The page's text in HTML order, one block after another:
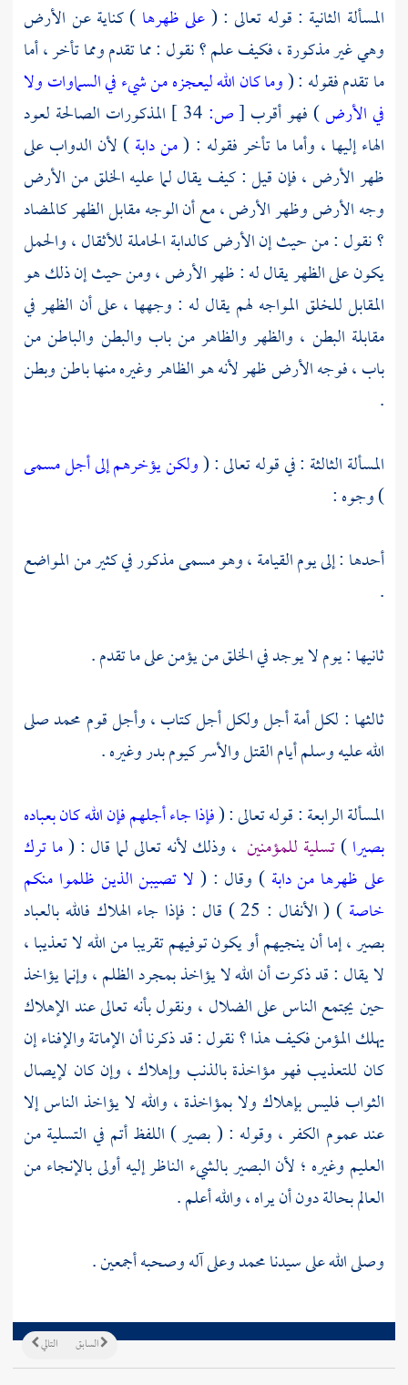
المسألة الثانية : قوله تعالى : (على ظهرها ) كناية عن الأرض
وهي غير مذكورة ، فكيف علم ؟ نقول : مما تقدم ومما تأخر ، أما
ما تقدم فقوله : (وما كان الله ليعجزه من شيء في السماوات ولا
في الأرض) فهو أقرب [ص:
المذكورات الصالحة لعود
الهاء إليها ، وأما ما تأخر فقوله : (من دابة) لأن الدواب على
ظهر الأرض ، فإن قيل : كيف يقال لما عليه الخلق من الأرض
وجه الأرض وظهر الأرض ، مع أن الوجه مقابل الظهر كالمضاد
؟ نقول : من حيث إن الأرض كالدابة الحاملة للأثقال ، والحمل
يكون على الظهر يقال له : ظهر الأرض ، ومن حيث إن ذلك هو
المقابل للخلق المواجه لهم يقال له : وجهها ، على أن الظهر في
مقابلة البطن ، والظهر والظاهر من باب والبطن والباطن من
باب ، فوجه الأرض ظهر لأنه هو الظاهر وغيره منها باطن وبطن
.
المسألة الثالثة : في قوله تعالى : (ولكن يؤخرهم إلى أجل مسمى
) وجوه :
أحدها : إلى يوم القيامة ، وهو مسمى مذكور في كثير من المواضع
.
ثانيها : يوم لا يوجد في الخلق من يؤمن على ما تقدم .
ثالثها : لكل أمة أجل ولكل أجل كتاب ، وأجل قوم محمدصلى
الله عليه وسلم أيام القتل والأسر كيومبدروغيره .
المسألة الرابعة : قوله تعالى : (فإذا جاء أجلهم فإن الله كان بعباده
بصيرا)تسلية للمؤمنين ، وذلك لأنه تعالى لما قال : (ما ترك
على ظهرها من دابة) وقال : ( لا تصيبن الذين ظلموا منكم
خاصة
) ( الأنفال : 25 ) قال : فإذا جاء الهلاك فالله بالعباد
بصير ، إما أن ينجيهم أو يكون توفيهم تقريبا من الله لا تعذيبا ،
لا يقال : قد ذكرت أن الله لا يؤاخذ بمجرد الظلم ، وإنما يؤاخذ
حين يجتمع الناس على الضلال ، ونقول بأنه تعالى عند الإهلاك
يهلك المؤمن فكيف هذا ؟ نقول : قد ذكرنا أن الإماتة والإفناء إن
كان للتعذيب فهو مؤاخذة بالذنب وإهلاك ، وإن كان لإيصال
الثواب فليس بإهلاك ولا بمؤاخذة ، والله لا يؤاخذ الناس إلا
عند عموم الكفر ، وقوله : ( بصير ) اللفظ أتم في التسلية من
العليم وغيره ؛ لأن البصير بالشيء الناظر إليه أولى بالإنجاء من
العالم بحالة دون أن يراه ، والله أعلم .
وصلى الله على سيدنامحمدوعلى آله وصحبه أجمعين .
التالي السابق